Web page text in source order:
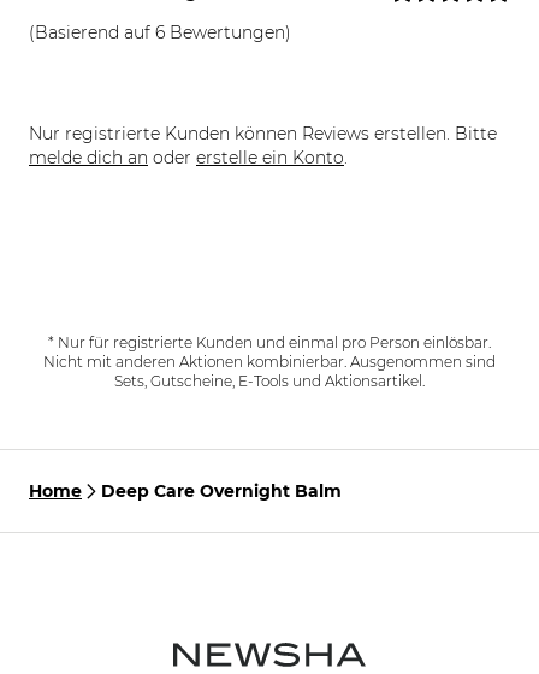
(Basierend auf 6 Bewertungen)
Nur registrierte Kunden können Reviews erstellen. Bitte
melde dich an oder erstelle ein Konto.
* Nur für registrierte Kunden und einmal pro Person einlösbar.
Nicht mit anderen Aktionen kombinierbar. Ausgenommen sind
Sets, Gutscheine, E-Tools und Aktionsartikel.
Home Deep Care Overnight Balm